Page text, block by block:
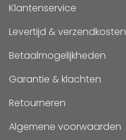
Klantenservice
Levertijd & verzendkosten
Betaalmogelijkheden
Garantie & klachten
Retourneren
Algemene voorwaarden